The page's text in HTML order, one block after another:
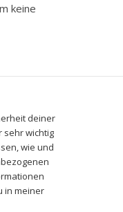
keine
deiner
sehr wichtig
wie und
in meiner